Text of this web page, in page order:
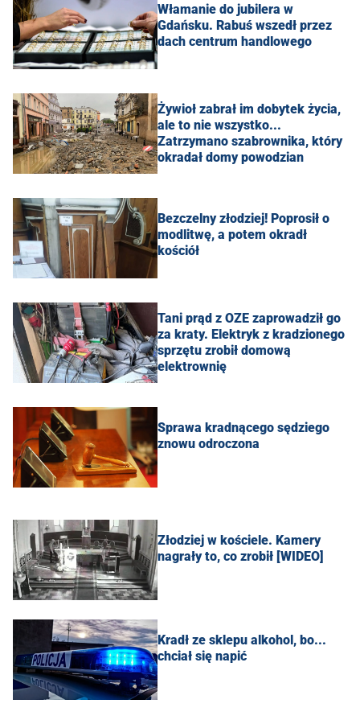
Włamanie do jubilera w
Gdańsku. Rabuś wszedł przez
dach centrum handlowego
Żywioł zabrał im dobytek życia,
ale to nie wszystko...
Zatrzymano szabrownika, który
okradał domy powodzian
Bezczelny złodziej! Poprosił o
modlitwę, a potem okradł
kościół
Tani prąd z OZE zaprowadził go
za kraty. Elektryk z kradzionego
sprzętu zrobił domową
elektrownię
Sprawa kradnącego sędziego
znowu odroczona
Złodziej w kościele. Kamery
nagrały to, co zrobił [WIDEO]
Kradł ze sklepu alkohol, bo...
chciał się napić